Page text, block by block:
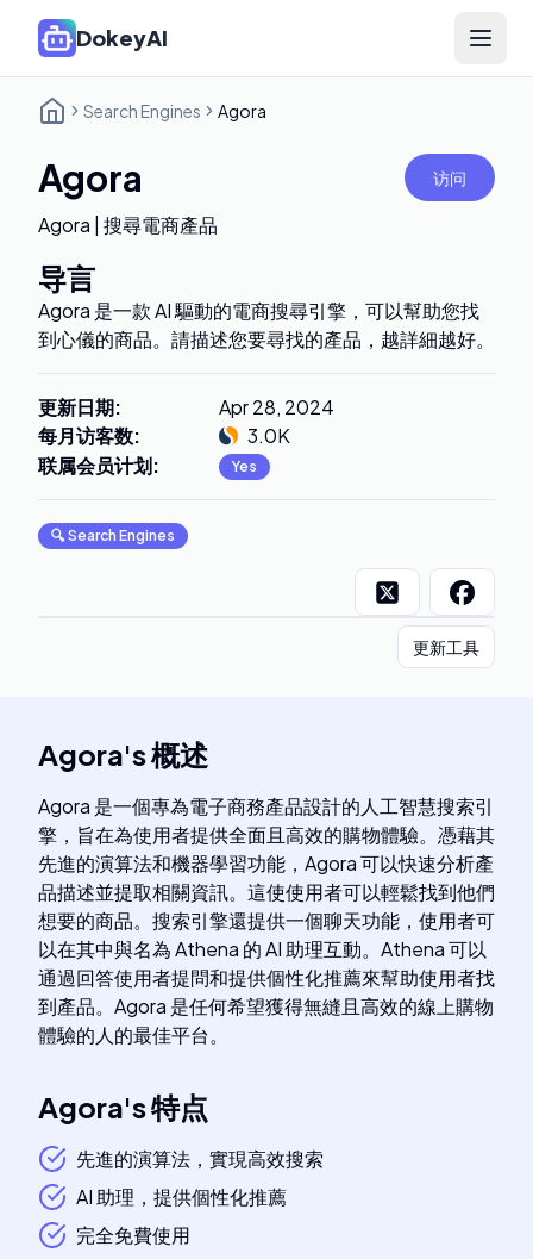
DokeyAI Open
Search Engines Agora
Agora 访问
Agora | 搜尋電商產品
导言
Agora 是一款 AI 驅動的電商搜尋引擎，可以幫助您找
到心儀的商品。請描述您要尋找的產品，越詳細越好。
更新日期:
Apr 28, 2024
每月访客数:
3.0K
联属会员计划: Yes
🔍 Search Engines
更新工具
Agora's概述
Agora 是一個專為電子商務產品設計的人工智慧搜索引
擎，旨在為使用者提供全面且高效的購物體驗。憑藉其
先進的演算法和機器學習功能，Agora 可以快速分析產
品描述並提取相關資訊。這使使用者可以輕鬆找到他們
想要的商品。搜索引擎還提供一個聊天功能，使用者可
以在其中與名為 Athena 的 AI 助理互動。Athena 可以
通過回答使用者提問和提供個性化推薦來幫助使用者找
到產品。Agora 是任何希望獲得無縫且高效的線上購物
體驗的人的最佳平台。
Agora's特点
先進的演算法，實現高效搜索
AI 助理，提供個性化推薦
完全免費使用